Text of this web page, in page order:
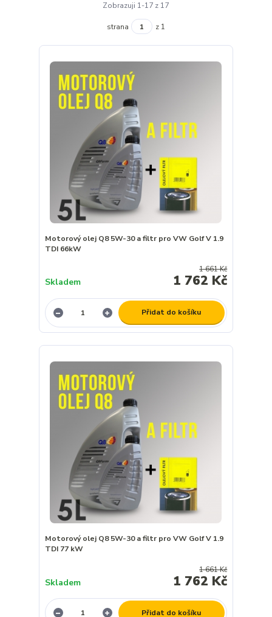
Zobrazuji 1-17 z 17
strana z 1
Motorový olej Q8 5W-30 a filtr pro VW Golf V 1.9
TDI 66kW
1 661 Kč
1 762 Kč
Skladem
Přidat do košíku
Motorový olej Q8 5W-30 a filtr pro VW Golf V 1.9
TDI 77 kW
1 661 Kč
1 762 Kč
Skladem
Přidat do košíku